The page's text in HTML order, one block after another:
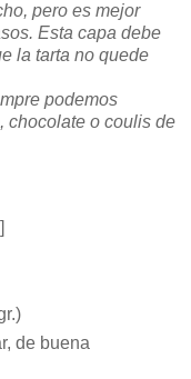
pero es mejor
Esta capa debe
la tarta no quede
podemos
chocolate o coulis de
de buena